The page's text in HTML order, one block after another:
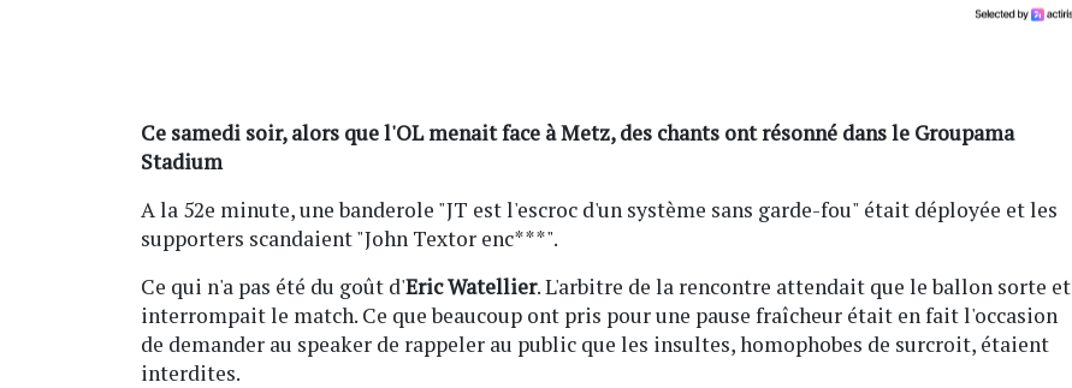
Ce samedi soir, alors que l'OL menait face à Metz, des chants ont résonné dans le Groupama
Stadium
A la 52e minute, une banderole "JT est l'escroc d'un système sans garde-fou" était déployée et les
supporters scandaient "John Textor enc***".
Ce qui n'a pas été du goût d'Eric Watellier. L'arbitre de la rencontre attendait que le ballon sorte et
interrompait le match. Ce que beaucoup ont pris pour une pause fraîcheur était en fait l'occasion
de demander au speaker de rappeler au public que les insultes, homophobes de surcroit, étaient
interdites.